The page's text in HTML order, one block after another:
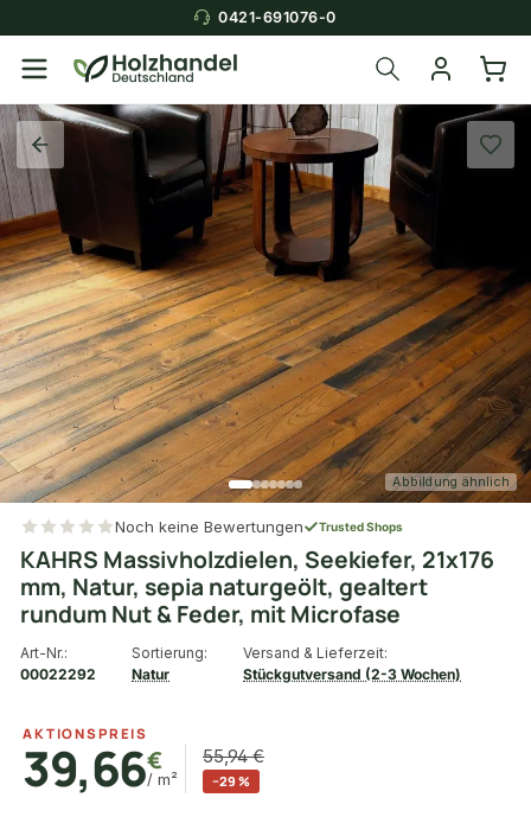
0421-691076-0
Abbildung ähnlich
Noch keine Bewertungen Trusted Shops
KAHRS Massivholzdielen, Seekiefer, 21x176
mm, Natur, sepia naturgeölt, gealtert
rundum Nut & Feder, mit Microfase
Art-Nr.:
00022292
Sortierung:
Natur
Versand & Lieferzeit:
Stückgutversand (2-3 Wochen)
AKTIONSPREIS
39,66€
/ m²
55,94 €
−29 %